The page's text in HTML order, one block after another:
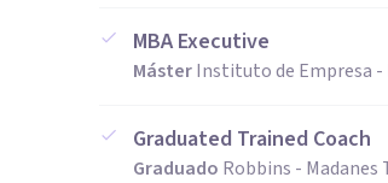
MBA Executive
MásterInstituto de Empresa -
Graduated Trained Coach
Graduado Robbins - Madanes